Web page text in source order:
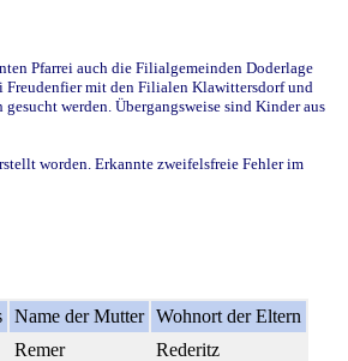
Pfarrei auch die Filialgemeinden Doderlage
Freudenfier mit den Filialen Klawittersdorf und
werden. Übergangsweise sind Kinder aus
worden. Erkannte zweifelsfreie Fehler im
Name der Mutter Wohnort der Eltern
Remer
Rederitz